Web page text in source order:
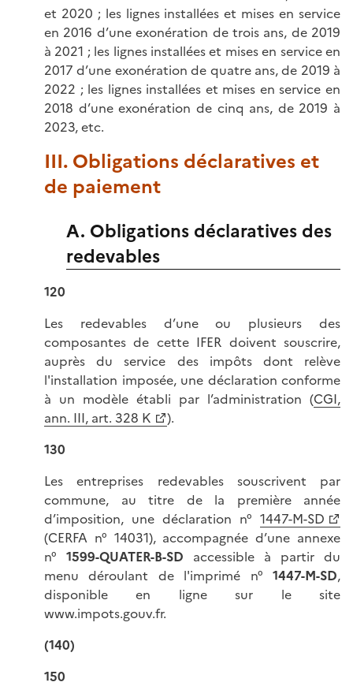
et 2020 ; les lignes installées et mises en service
en 2016 d’une exonération de trois ans, de 2019
à 2021 ; les lignes installées et mises en service en
2017 d’une exonération de quatre ans, de 2019 à
2022 ; les lignes installées et mises en service en
2018 d’une exonération de cinq ans, de 2019 à
2023, etc.
III. Obligations déclaratives et
de paiement
A. Obligations déclaratives des
redevables
120
Les redevables d’une ou plusieurs des
composantes de cette IFER doivent souscrire,
auprès du service des impôts dont relève
l'installation imposée, une déclaration conforme
à un modèle établi par l’administration (CGI,
ann. III, art. 328 K
).
130
Les entreprises redevables souscrivent par
commune, au titre de la première année
d’imposition, une déclaration n° 1447-M-SD
(CERFA n° 14031), accompagnée d’une annexe
n° 1599-QUATER-B-SD accessible à partir du
menu déroulant de l'imprimé n° 1447-M-SD,
disponible en ligne sur le site
www.impots.gouv.fr.
(140)
150